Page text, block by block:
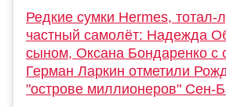
Редкие сумки Hermes, тотал-
частный самолёт: Надежда
сыном, Оксана Бондаренко с
Герман Ларкин отметили
"острове миллионеров" Сен-